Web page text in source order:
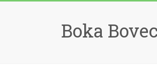
Boka Bovec